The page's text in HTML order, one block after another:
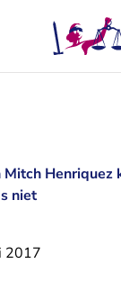
Henriquez
niet
2017